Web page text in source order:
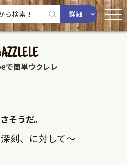
詳細
で簡単ウクレレ
そうだ。
刻、に対して〜